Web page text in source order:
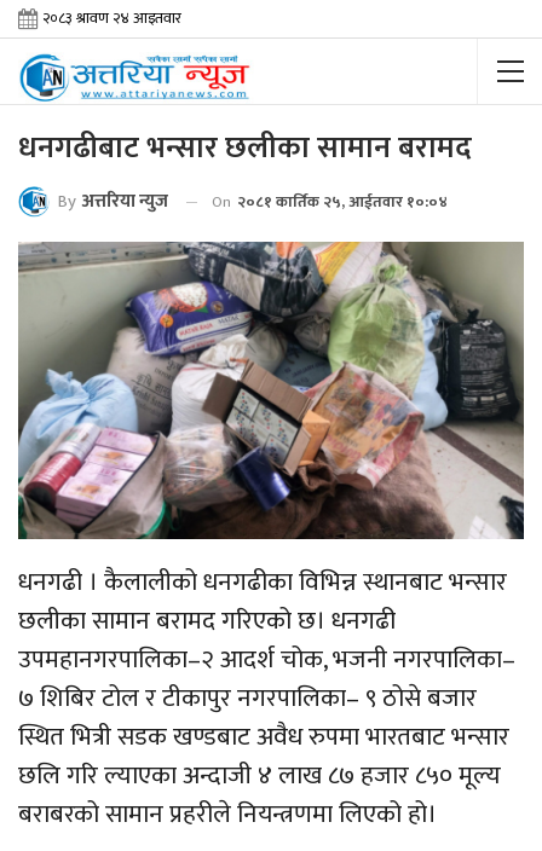
धनगढीबाट भन्सार छलीका सामान बरामद
By अत्तरिया न्युज On २०८१ कार्तिक २५, आईतवार १०:०४
धनगढी । कैलालीको धनगढीका विभिन्न स्थानबाट भन्सार
छलीका सामान बरामद गरिएको छ। धनगढी
उपमहानगरपालिका–२ आदर्श चोक, भजनी नगरपालिका–
७ शिबिर टोल र टीकापुर नगरपालिका– ९ ठोसे बजार
स्थित भित्री सडक खण्डबाट अवैध रुपमा भारतबाट भन्सार
छलि गरि ल्याएका अन्दाजी ४ लाख ८७ हजार ८५० मूल्य
बराबरको सामान प्रहरीले नियन्त्रणमा लिएको हो।